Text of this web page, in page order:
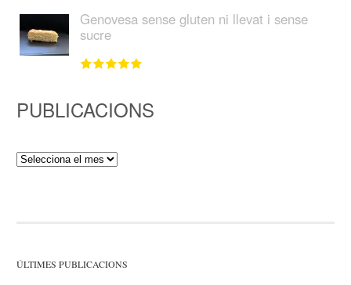
Genovesa sense gluten ni llevat i sense
sucre
PUBLICACIONS
Publicacions
ÚLTIMES PUBLICACIONS